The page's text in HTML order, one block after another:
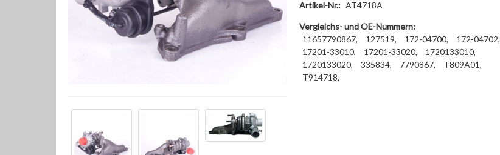
Artikel-Nr.: AT4718A
Vergleichs- und OE-Nummern:
11657790867,
127519, 172-04700,
172-04702,
17201-33010,
17201-33020,
1720133010,
1720133020,
335834, 7790867,
T809A01,
T914718,